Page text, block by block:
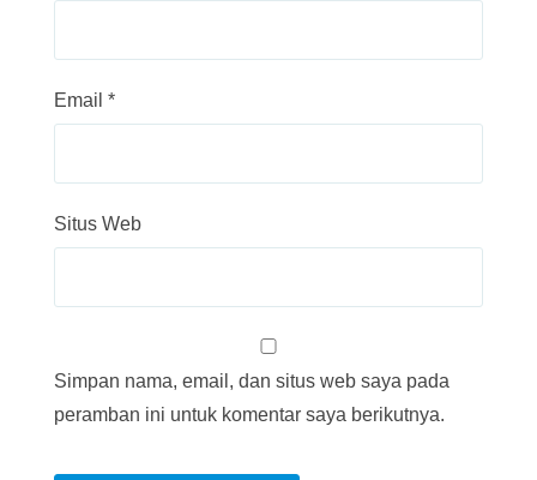
Email *
Situs Web
Simpan nama, email, dan situs web saya pada
peramban ini untuk komentar saya berikutnya.